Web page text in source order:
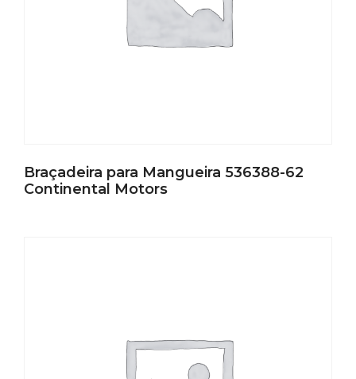
Braçadeira para Mangueira 536388-62
Continental Motors